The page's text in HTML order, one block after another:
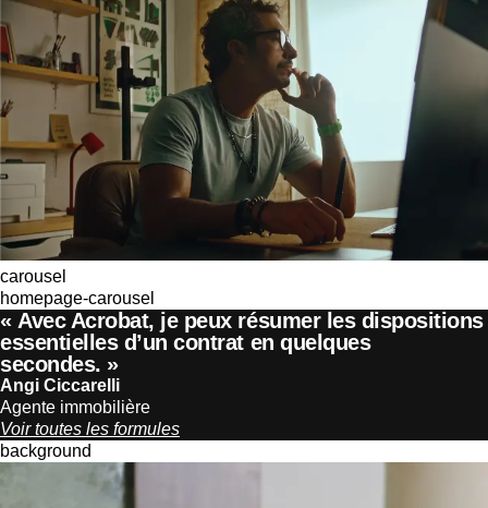
carousel
homepage-carousel
« Avec Acrobat, je peux résumer les dispositions
essentielles d’un contrat en quelques
secondes. »
Angi Ciccarelli
Agente immobilière
Voir toutes les formules
background